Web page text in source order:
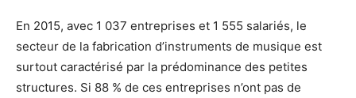
En 2015, avec 1 037 entreprises et 1 555 salariés, le
secteur de la fabrication d’instruments de musique est
surtout caractérisé par la prédominance des petites
structures. Si 88 % de ces entreprises n’ont pas de